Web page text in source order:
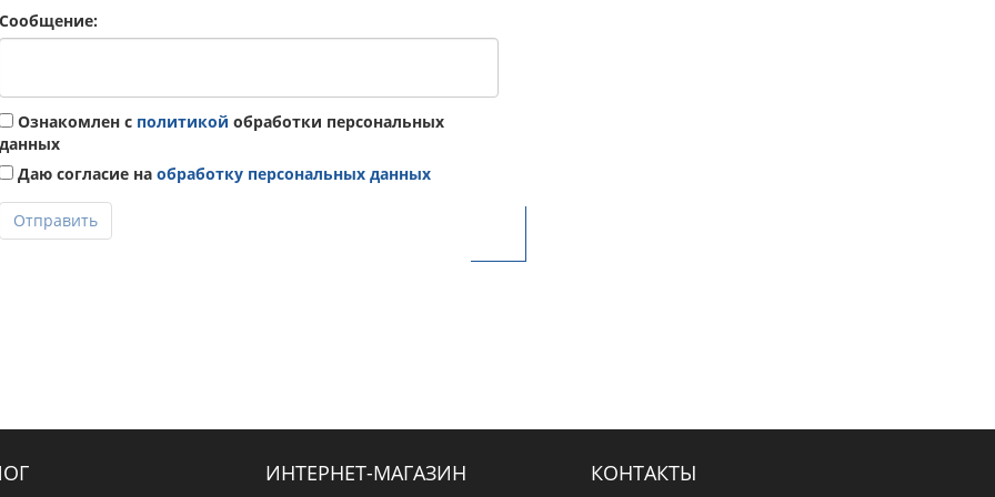
Сообщение:
Ознакомлен с политикой обработки персональных
данных
Даю согласие на обработку персональных данных
Отправить
ИНТЕРНЕТ-МАГАЗИН КОНТАКТЫ